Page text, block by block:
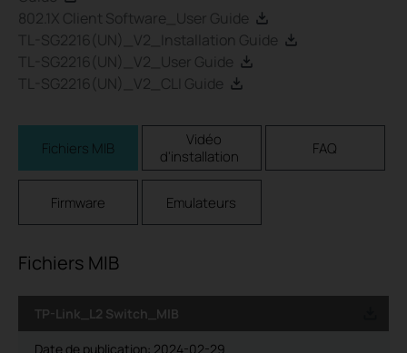
802.1X Client Software_User Guide
TL-SG2216(UN)_V2_Installation Guide
TL-SG2216(UN)_V2_User Guide
TL-SG2216(UN)_V2_CLI Guide
Fichiers MIB
Vidéo
d'installation
FAQ
Firmware Emulateurs
Fichiers MIB
TP-Link_L2 Switch_MIB
Date de publication: 2024-02-29